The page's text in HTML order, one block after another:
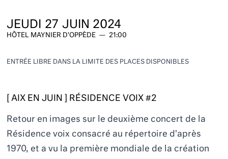
JEUDI 27 JUIN 2024
HÔTEL MAYNIER D'OPPÈDE — 21:00
ENTRÉE LIBRE DANS LA LIMITE DES PLACES DISPONIBLES
[ AIX EN JUIN ] RÉSIDENCE VOIX #2
Retour en images sur le deuxième concert de la
Résidence voix consacré au répertoire d'après
1970, et a vu la première mondiale de la création